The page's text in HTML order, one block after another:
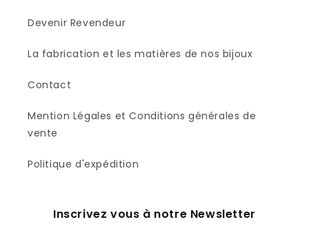
Devenir Revendeur
La fabrication et les matières de nos bijoux
Contact
Mention Légales et Conditions générales de
vente
Politique d'expédition
Inscrivez vous à notre Newsletter